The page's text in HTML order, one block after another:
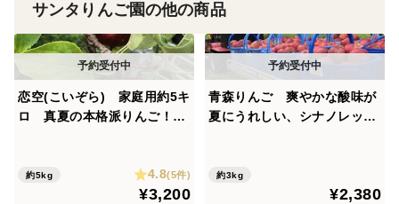
サンタりんご園の他の商品
恋空(こいぞら) 家庭用約5キ
ロ 真夏の本格派りんご！
約5kg 4.8(5件)
¥3,200
青森りんご 爽やかな酸味が
夏にうれしい、シナノレッ
約3kg
¥2,380